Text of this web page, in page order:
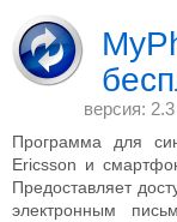
версия:
Программа для
Ericsson и
Предоставляет
электронным